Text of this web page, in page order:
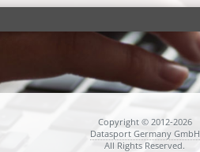
Copyright © 2012-2026
Datasport Germany GmbH
All Rights Reserved.